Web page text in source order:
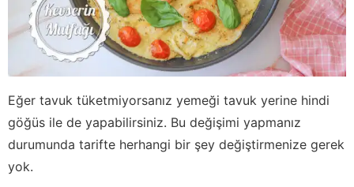
Eğer tavuk tüketmiyorsanız yemeği tavuk yerine hindi
göğüs ile de yapabilirsiniz. Bu değişimi yapmanız
durumunda tarifte herhangi bir şey değiştirmenize gerek
yok.